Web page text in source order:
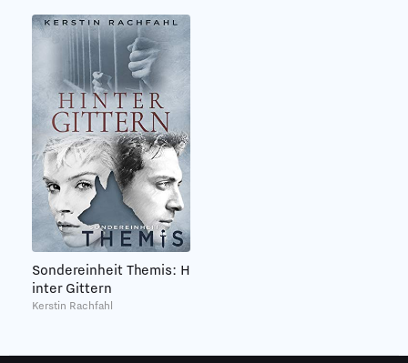
Sondereinheit Themis: H
inter Gittern
Kerstin Rachfahl